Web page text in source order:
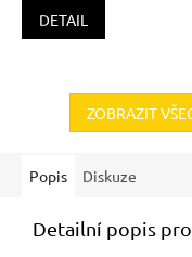
DETAIL
ZOBRAZIT
Popis Diskuze
Detailní popis